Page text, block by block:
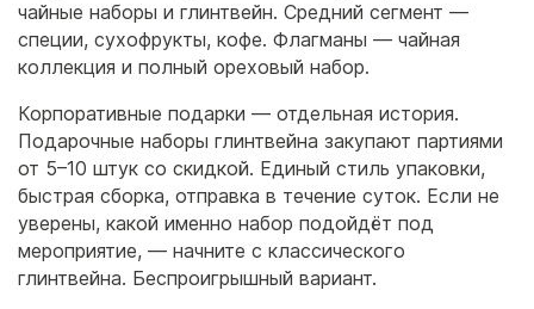
чайные наборы и глинтвейн. Средний сегмент —
специи, сухофрукты, кофе. Флагманы — чайная
коллекция и полный ореховый набор.
Корпоративные подарки — отдельная история.
Подарочные наборы глинтвейна закупают партиями
от 5–10 штук со скидкой. Единый стиль упаковки,
быстрая сборка, отправка в течение суток. Если не
уверены, какой именно набор подойдёт под
мероприятие, — начните с классического
глинтвейна. Беспроигрышный вариант.